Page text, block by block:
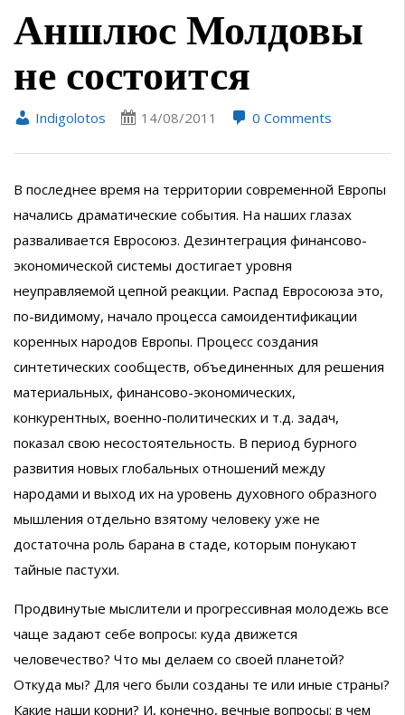
Аншлюс Молдовы
не состоится
Indigolotos 14/08/2011 0 Comments
В последнее время на территории современной Европы
начались драматические события. На наших глазах
разваливается Евросоюз. Дезинтеграция финансово-
экономической системы достигает уровня
неуправляемой цепной реакции. Распад Евросоюза это,
по-видимому, начало процесса самоидентификации
коренных народов Европы. Процесс создания
синтетических сообществ, объединенных для решения
материальных, финансово-экономических,
конкурентных, военно-политических и т.д. задач,
показал свою несостоятельность. В период бурного
развития новых глобальных отношений между
народами и выход их на уровень духовного образного
мышления отдельно взятому человеку уже не
достаточна роль барана в стаде, которым понукают
тайные пастухи.
Продвинутые мыслители и прогрессивная молодежь все
чаще задают себе вопросы: куда движется
человечество? Что мы делаем со своей планетой?
Откуда мы? Для чего были созданы те или иные страны?
Какие наши корни? И, конечно, вечные вопросы: в чем